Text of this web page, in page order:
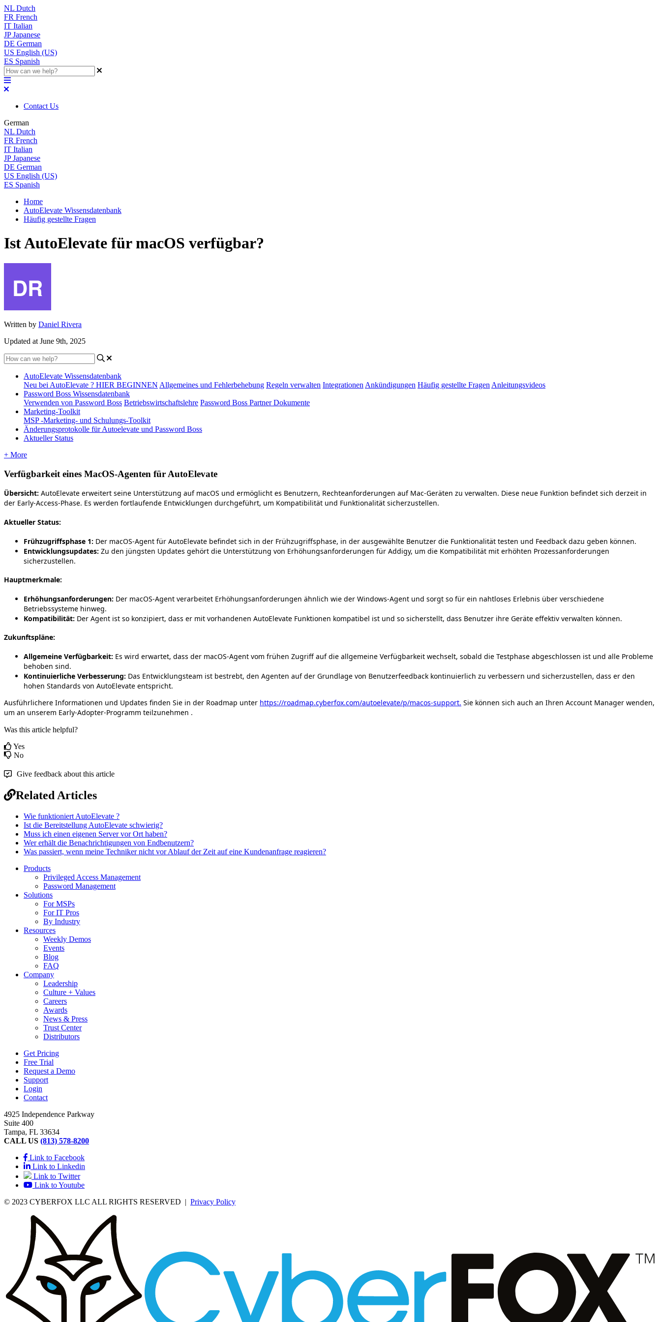
NL Dutch
FR French
IT Italian
JP Japanese
DE German
US English (US)
ES Spanish
Contact Us
German
NL Dutch
FR French
IT Italian
JP Japanese
DE German
US English (US)
ES Spanish
Home
AutoElevate Wissensdatenbank
Häufig gestellte Fragen
Ist AutoElevate für macOS verfügbar?
Written by Daniel Rivera
Updated at June 9th, 2025
AutoElevate Wissensdatenbank
Neu bei AutoElevate ? HIER BEGINNEN Allgemeines und Fehlerbehebung Regeln verwalten Integrationen Ankündigungen Häufig gestellte Fragen Anleitungsvideos
Password Boss Wissensdatenbank
Verwenden von Password Boss Betriebswirtschaftslehre Password Boss Partner Dokumente
Marketing-Toolkit
MSP -Marketing- und Schulungs-Toolkit
Änderungsprotokolle für Autoelevate und Password Boss
Aktueller Status
+ More
Verfügbarkeit eines MacOS-Agenten für AutoElevate
Übersicht: AutoElevate erweitert seine Unterstützung auf macOS und ermöglicht es Benutzern, Rechteanforderungen auf Mac-Geräten zu verwalten. Diese neue Funktion befindet sich derzeit in
der Early-Access-Phase. Es werden fortlaufende Entwicklungen durchgeführt, um Kompatibilität und Funktionalität sicherzustellen.
Aktueller Status:
Frühzugriffsphase 1: Der macOS-Agent für AutoElevate befindet sich in der Frühzugriffsphase, in der ausgewählte Benutzer die Funktionalität testen und Feedback dazu geben können.
Entwicklungsupdates: Zu den jüngsten Updates gehört die Unterstützung von Erhöhungsanforderungen für Addigy, um die Kompatibilität mit erhöhten Prozessanforderungen
sicherzustellen.
Hauptmerkmale:
Erhöhungsanforderungen: Der macOS-Agent verarbeitet Erhöhungsanforderungen ähnlich wie der Windows-Agent und sorgt so für ein nahtloses Erlebnis über verschiedene
Betriebssysteme hinweg.
Kompatibilität: Der Agent ist so konzipiert, dass er mit vorhandenen AutoElevate Funktionen kompatibel ist und so sicherstellt, dass Benutzer ihre Geräte effektiv verwalten können.
Zukunftspläne:
Allgemeine Verfügbarkeit: Es wird erwartet, dass der macOS-Agent vom frühen Zugriff auf die allgemeine Verfügbarkeit wechselt, sobald die Testphase abgeschlossen ist und alle Probleme
behoben sind.
Kontinuierliche Verbesserung: Das Entwicklungsteam ist bestrebt, den Agenten auf der Grundlage von Benutzerfeedback kontinuierlich zu verbessern und sicherzustellen, dass er den
hohen Standards von AutoElevate entspricht.
Ausführlichere Informationen und Updates finden Sie in der Roadmap unter https://roadmap.cyberfox.com/autoelevate/p/macos-support. Sie können sich auch an Ihren Account Manager wenden,
um an unserem Early-Adopter-Programm teilzunehmen .
Was this article helpful?
Yes
No
Give feedback about this article
Related Articles
Wie funktioniert AutoElevate ?
Ist die Bereitstellung AutoElevate schwierig?
Muss ich einen eigenen Server vor Ort haben?
Wer erhält die Benachrichtigungen von Endbenutzern?
Was passiert, wenn meine Techniker nicht vor Ablauf der Zeit auf eine Kundenanfrage reagieren?
Products
Privileged Access Management
Password Management
Solutions
For MSPs
For IT Pros
By Industry
Resources
Weekly Demos
Events
Blog
FAQ
Company
Leadership
Culture + Values
Careers
Awards
News & Press
Trust Center
Distributors
Get Pricing
Free Trial
Request a Demo
Support
Login
Contact
4925 Independence Parkway
Suite 400
Tampa, FL 33634
CALL US (813) 578-8200
Link to Facebook
Link to Linkedin
Link to Twitter
Link to Youtube
© 2023 CYBERFOX LLC ALL RIGHTS RESERVED | Privacy Policy